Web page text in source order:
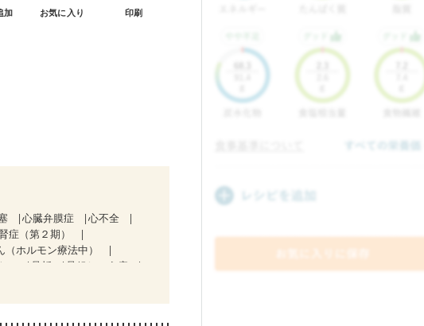
加 お気に入り 印刷
心臓弁膜症
心不全
症（第２期）
（ホルモン療法中）
） 骨折
骨粗しょう症